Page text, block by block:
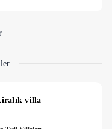
ve tuvalet vardır.
olan Oda İçi
bulunmaktadır.
villa